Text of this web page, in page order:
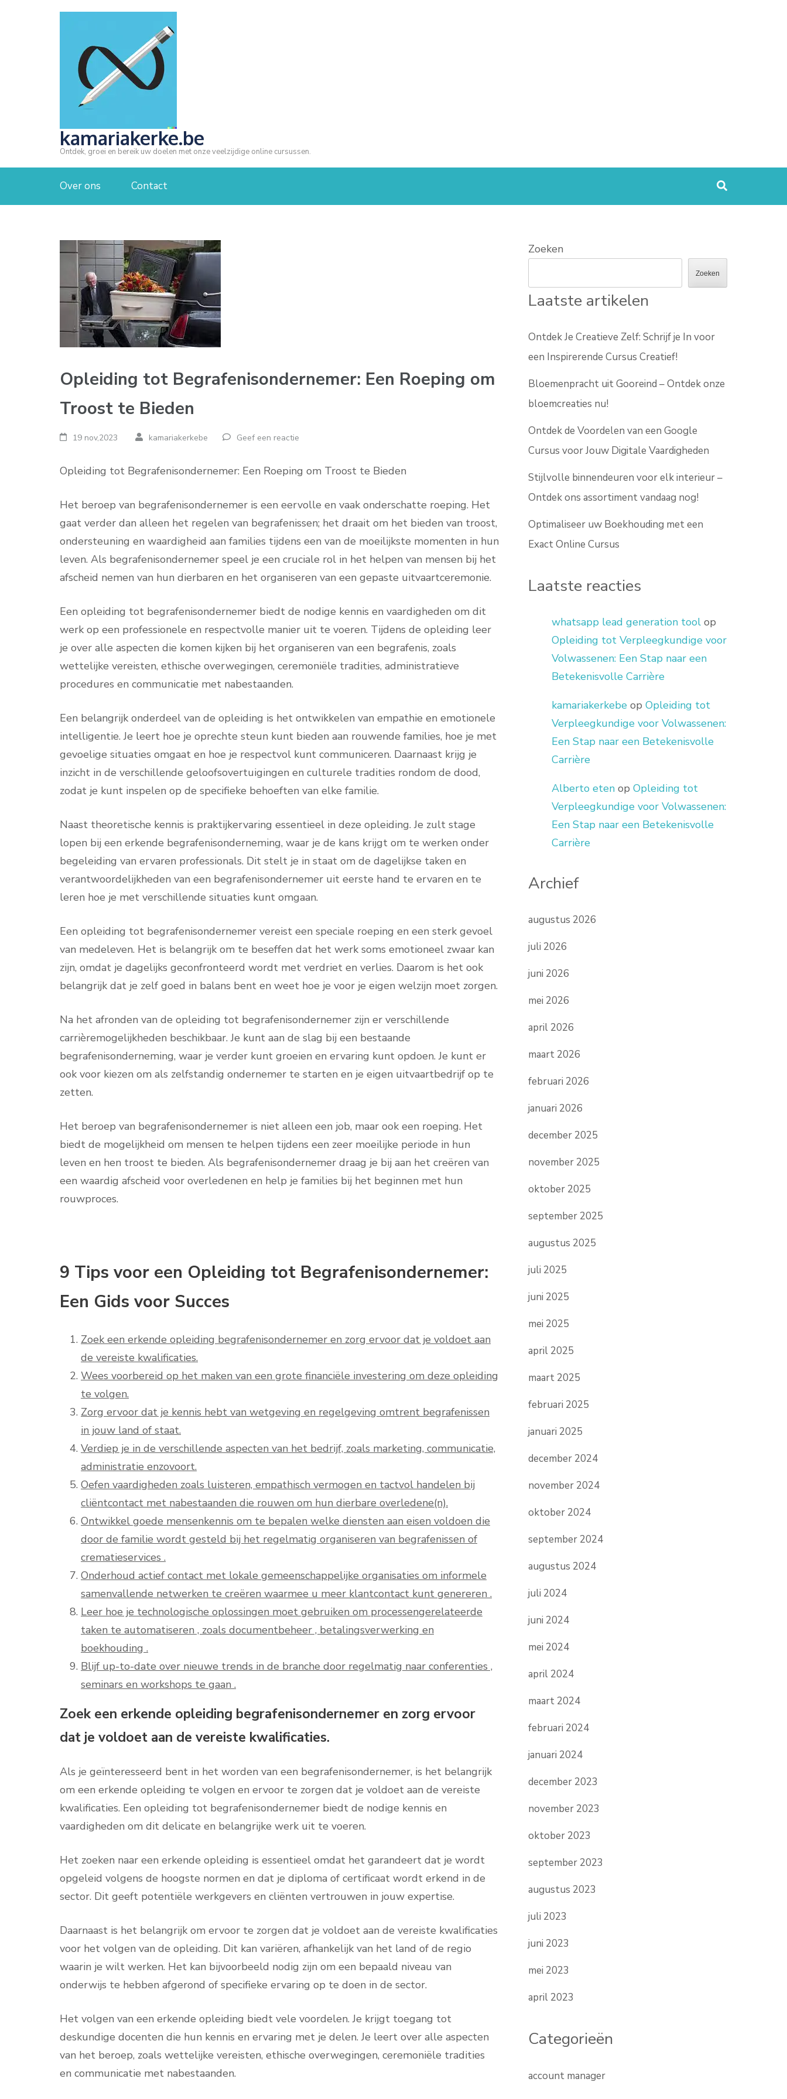
kamariakerke.be
Ontdek, groei en bereik uw doelen met onze veelzijdige online cursussen.
Over ons Contact
Opleiding tot Begrafenisondernemer: Een Roeping om
Troost te Bieden
19 nov,2023 kamariakerkebe Geef een reactie
Opleiding tot Begrafenisondernemer: Een Roeping om Troost te Bieden
Het beroep van begrafenisondernemer is een eervolle en vaak onderschatte roeping. Het
gaat verder dan alleen het regelen van begrafenissen; het draait om het bieden van troost,
ondersteuning en waardigheid aan families tijdens een van de moeilijkste momenten in hun
leven. Als begrafenisondernemer speel je een cruciale rol in het helpen van mensen bij het
afscheid nemen van hun dierbaren en het organiseren van een gepaste uitvaartceremonie.
Een opleiding tot begrafenisondernemer biedt de nodige kennis en vaardigheden om dit
werk op een professionele en respectvolle manier uit te voeren. Tijdens de opleiding leer
je over alle aspecten die komen kijken bij het organiseren van een begrafenis, zoals
wettelijke vereisten, ethische overwegingen, ceremoniële tradities, administratieve
procedures en communicatie met nabestaanden.
Een belangrijk onderdeel van de opleiding is het ontwikkelen van empathie en emotionele
intelligentie. Je leert hoe je oprechte steun kunt bieden aan rouwende families, hoe je met
gevoelige situaties omgaat en hoe je respectvol kunt communiceren. Daarnaast krijg je
inzicht in de verschillende geloofsovertuigingen en culturele tradities rondom de dood,
zodat je kunt inspelen op de specifieke behoeften van elke familie.
Naast theoretische kennis is praktijkervaring essentieel in deze opleiding. Je zult stage
lopen bij een erkende begrafenisonderneming, waar je de kans krijgt om te werken onder
begeleiding van ervaren professionals. Dit stelt je in staat om de dagelijkse taken en
verantwoordelijkheden van een begrafenisondernemer uit eerste hand te ervaren en te
leren hoe je met verschillende situaties kunt omgaan.
Een opleiding tot begrafenisondernemer vereist een speciale roeping en een sterk gevoel
van medeleven. Het is belangrijk om te beseffen dat het werk soms emotioneel zwaar kan
zijn, omdat je dagelijks geconfronteerd wordt met verdriet en verlies. Daarom is het ook
belangrijk dat je zelf goed in balans bent en weet hoe je voor je eigen welzijn moet zorgen.
Na het afronden van de opleiding tot begrafenisondernemer zijn er verschillende
carrièremogelijkheden beschikbaar. Je kunt aan de slag bij een bestaande
begrafenisonderneming, waar je verder kunt groeien en ervaring kunt opdoen. Je kunt er
ook voor kiezen om als zelfstandig ondernemer te starten en je eigen uitvaartbedrijf op te
zetten.
Het beroep van begrafenisondernemer is niet alleen een job, maar ook een roeping. Het
biedt de mogelijkheid om mensen te helpen tijdens een zeer moeilijke periode in hun
leven en hen troost te bieden. Als begrafenisondernemer draag je bij aan het creëren van
een waardig afscheid voor overledenen en help je families bij het beginnen met hun
rouwproces.
9 Tips voor een Opleiding tot Begrafenisondernemer:
Een Gids voor Succes
Zoek een erkende opleiding begrafenisondernemer en zorg ervoor dat je voldoet aan
de vereiste kwalificaties.
Wees voorbereid op het maken van een grote financiële investering om deze opleiding
te volgen.
Zorg ervoor dat je kennis hebt van wetgeving en regelgeving omtrent begrafenissen
in jouw land of staat.
Verdiep je in de verschillende aspecten van het bedrijf, zoals marketing, communicatie,
administratie enzovoort.
Oefen vaardigheden zoals luisteren, empathisch vermogen en tactvol handelen bij
cliëntcontact met nabestaanden die rouwen om hun dierbare overledene(n).
Ontwikkel goede mensenkennis om te bepalen welke diensten aan eisen voldoen die
door de familie wordt gesteld bij het regelmatig organiseren van begrafenissen of
crematieservices .
Onderhoud actief contact met lokale gemeenschappelijke organisaties om informele
samenvallende netwerken te creëren waarmee u meer klantcontact kunt genereren .
Leer hoe je technologische oplossingen moet gebruiken om processengerelateerde
taken te automatiseren , zoals documentbeheer , betalingsverwerking en
boekhouding .
Blijf up-to-date over nieuwe trends in de branche door regelmatig naar conferenties ,
seminars en workshops te gaan .
Zoek een erkende opleiding begrafenisondernemer en zorg ervoor
dat je voldoet aan de vereiste kwalificaties.
Als je geïnteresseerd bent in het worden van een begrafenisondernemer, is het belangrijk
om een erkende opleiding te volgen en ervoor te zorgen dat je voldoet aan de vereiste
kwalificaties. Een opleiding tot begrafenisondernemer biedt de nodige kennis en
vaardigheden om dit delicate en belangrijke werk uit te voeren.
Het zoeken naar een erkende opleiding is essentieel omdat het garandeert dat je wordt
opgeleid volgens de hoogste normen en dat je diploma of certificaat wordt erkend in de
sector. Dit geeft potentiële werkgevers en cliënten vertrouwen in jouw expertise.
Daarnaast is het belangrijk om ervoor te zorgen dat je voldoet aan de vereiste kwalificaties
voor het volgen van de opleiding. Dit kan variëren, afhankelijk van het land of de regio
waarin je wilt werken. Het kan bijvoorbeeld nodig zijn om een bepaald niveau van
onderwijs te hebben afgerond of specifieke ervaring op te doen in de sector.
Het volgen van een erkende opleiding biedt vele voordelen. Je krijgt toegang tot
deskundige docenten die hun kennis en ervaring met je delen. Je leert over alle aspecten
van het beroep, zoals wettelijke vereisten, ethische overwegingen, ceremoniële tradities
en communicatie met nabestaanden.
Zoeken
Zoeken
Laatste artikelen
Ontdek Je Creatieve Zelf: Schrijf je In voor
een Inspirerende Cursus Creatief!
Bloemenpracht uit Gooreind – Ontdek onze
bloemcreaties nu!
Ontdek de Voordelen van een Google
Cursus voor Jouw Digitale Vaardigheden
Stijlvolle binnendeuren voor elk interieur –
Ontdek ons assortiment vandaag nog!
Optimaliseer uw Boekhouding met een
Exact Online Cursus
Laatste reacties
whatsapp lead generation tool op
Opleiding tot Verpleegkundige voor
Volwassenen: Een Stap naar een
Betekenisvolle Carrière
kamariakerkebe opOpleiding tot
Verpleegkundige voor Volwassenen:
Een Stap naar een Betekenisvolle
Carrière
Alberto eten opOpleiding tot
Verpleegkundige voor Volwassenen:
Een Stap naar een Betekenisvolle
Carrière
Archief
augustus 2026
juli 2026
juni 2026
mei 2026
april 2026
maart 2026
februari 2026
januari 2026
december 2025
november 2025
oktober 2025
september 2025
augustus 2025
juli 2025
juni 2025
mei 2025
april 2025
maart 2025
februari 2025
januari 2025
december 2024
november 2024
oktober 2024
september 2024
augustus 2024
juli 2024
juni 2024
mei 2024
april 2024
maart 2024
februari 2024
januari 2024
december 2023
november 2023
oktober 2023
september 2023
augustus 2023
juli 2023
juni 2023
mei 2023
april 2023
Categorieën
account manager